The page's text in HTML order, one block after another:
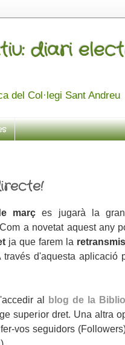
diari
del Col·legi Sant Andreu
marçes jugarà la
a novetat aquest any
ja que farem la
través d'aquesta aplicació
al blog de la
superior dret. Una altra
vos seguidors